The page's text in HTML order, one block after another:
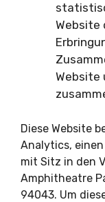
Website
Website
Diese Website
Analytics, einen
mit Sitz in den
Amphitheatre
94043. Um